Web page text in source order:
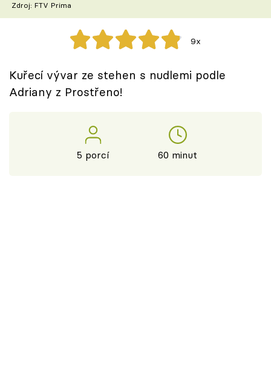
Speciál: Cuketa
Těhotnej kuchař
Sledujte prima+
Zdroj: FTV Prima
9x
Kuřecí vývar ze stehen s nudlemi podle
Adriany z Prostřeno!
5 porcí 60 minut